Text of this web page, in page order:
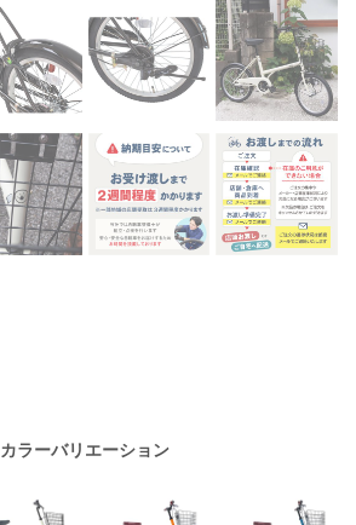
カラーバリエーション